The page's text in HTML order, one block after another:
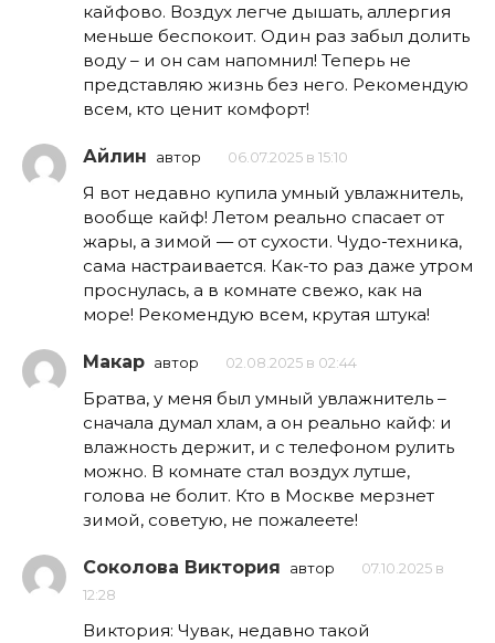
кайфово. Воздух легче дышать, аллергия
меньше беспокоит. Один раз забыл долить
воду – и он сам напомнил! Теперь не
представляю жизнь без него. Рекомендую
всем, кто ценит комфорт!
Айлин автор 06.07.2025 в 15:10
Я вот недавно купила умный увлажнитель,
вообще кайф! Летом реально спасает от
жары, а зимой — от сухости. Чудо-техника,
сама настраивается. Как-то раз даже утром
проснулась, а в комнате свежо, как на
море! Рекомендую всем, крутая штука!
Макар автор 02.08.2025 в 02:44
Братва, у меня был умный увлажнитель –
сначала думал хлам, а он реально кайф: и
влажность держит, и с телефоном рулить
можно. В комнате стал воздух лутше,
голова не болит. Кто в Москве мерзнет
зимой, советую, не пожалеете!
Соколова Виктория автор
07.10.2025 в
12:28
Виктория: Чувак, недавно такой